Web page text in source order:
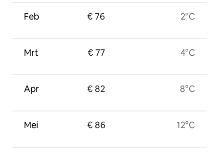
Feb
Mrt
Apr
Mei
€ 76
€ 77
€ 82
€ 86
2°C
4°C
8°C
12°C